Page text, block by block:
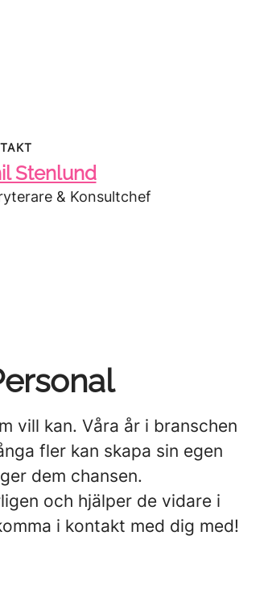
Stenlund
& Konsultchef
vill kan. Våra år i branschen
fler kan skapa sin egen
dem chansen.
och hjälper de vidare i
i kontakt med dig med!